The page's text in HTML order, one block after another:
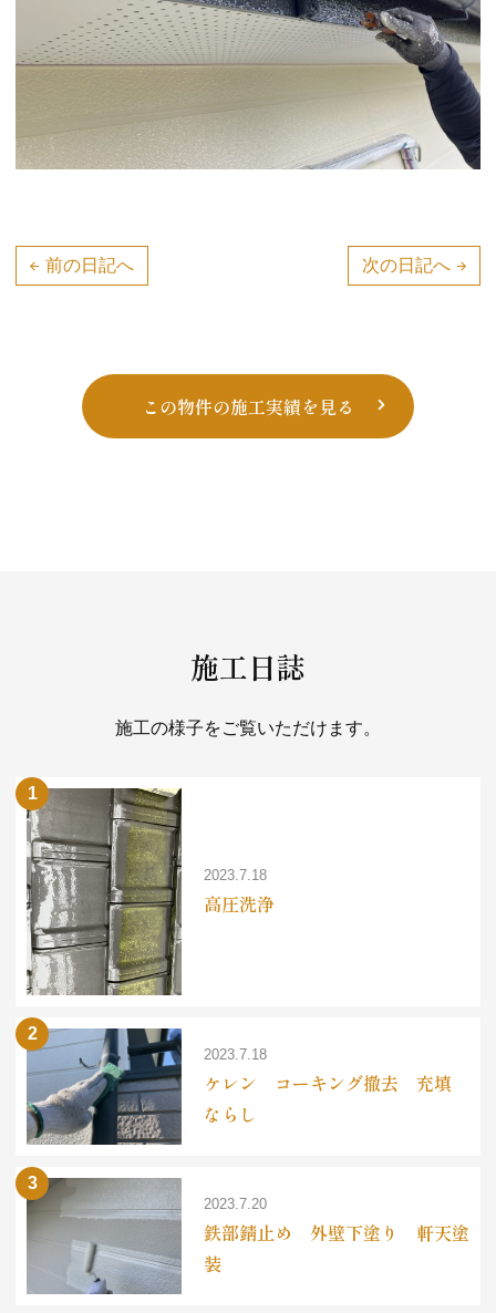
投
稿
前の日記へ 次の日記へ
この物件の施工実績を見る
施工日誌
施工の様子をご覧いただけます。
2023.7.18
高圧洗浄
2023.7.18
ケレン コーキング撤去 充填
ならし
2023.7.20
鉄部錆止め 外壁下塗り 軒天塗
装